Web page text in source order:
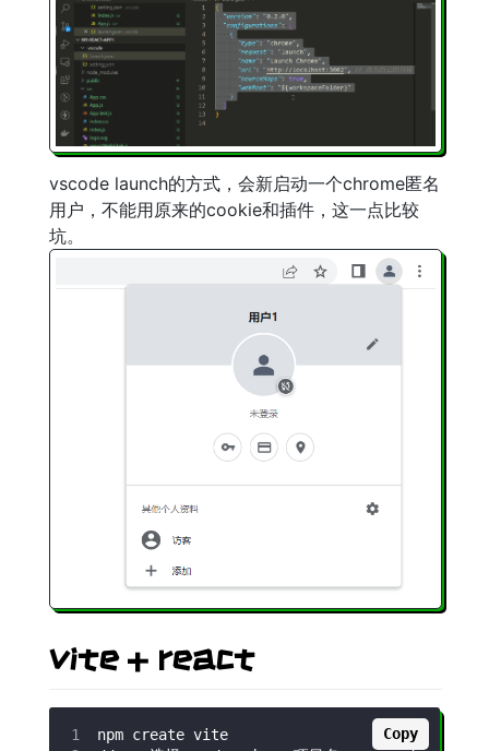
vscode launch的方式，会新启动一个chrome匿名
用户，不能用原来的cookie和插件，这一点比较
坑。
vite + react
npm create vite
Copy